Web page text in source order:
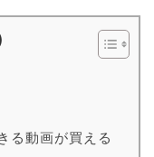
る動画が買える